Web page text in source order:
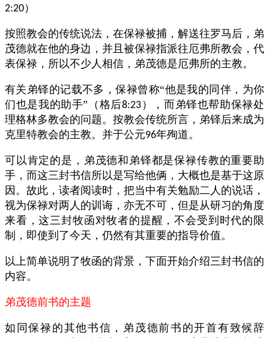
2:20）
按照教会的传统说法，在保禄被捕，解送往罗马后，弟
茂德就在他的身边，并且被保禄指派往厄弗所教会，代
表保禄，所以不少人相信，弟茂德是厄弗所的主教。
有关弟铎的记载不多，保禄曾称“他是我的同伴，为你
们也是我的助手”（格后8:23 ），而弟铎也帮助保禄处
理格林多教会的问题。按教会传统所言，弟铎后来成为
克里特教会的主教。并于公元96年殉道。
可以肯定的是，弟茂德和弟铎都是保禄传教的重要助
手，而这三封书信所以是写给他俩，大概也是基于这原
因。故此，读者阅读时，把当中有关勉励二人的说话，
视为保禄对两人的训诲，亦无不可，但是从研习的角度
来看，这三封牧函对牧者的提醒，不会受到时代的限
制，即使到了今天，仍然有其重要的指导价值。
以上简单说明了牧函的背景，下面开始介绍三封书信的
内容。
弟茂德前书的主题
如同保禄的其他书信，弟茂德前书的开首有致候辞